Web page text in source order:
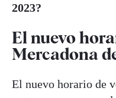
2023?
El nuevo
Mercadona
El nuevo horario de